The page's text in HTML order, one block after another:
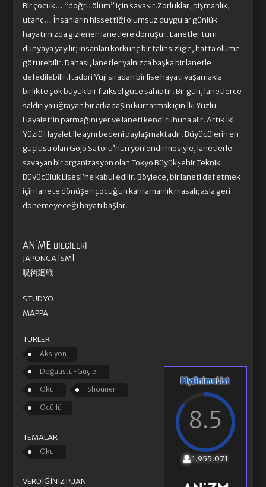
Bir çocuk… “doğru ölüm” için savaşır.Zorluklar, pişmanlık,
utanç… İnsanların hissettiği olumsuz duygular günlük
hayatımızda gizlenen lanetlere dönüşür. Lanetler tüm
dünyaya yayılır; insanları korkunç bir talihsizliğe, hatta ölüme
götürebilir. Dahası, lanetler yalnızca başka bir lanetle
defedilebilir.Itadori Yuji sıradan bir lise hayatı yaşamakla
birlikte çok büyük bir fiziksel güce sahiptir. Bir gün, lanetlerce
saldırıya uğrayan bir arkadaşını kurtarmak için İki Yüzlü
Hayalet’in parmağını yer ve laneti kendi ruhuna alır. Artık İki
Yüzlü Hayalet ile aynı bedeni paylaşmaktadır. Büyücülerin en
güçlüsü olan Gojo Satoru’nun yönlendirmesiyle, lanetlerle
savaşan bir organizasyon olan Tokyo Büyükşehir Teknik
Büyücülük Lisesi’ne kabul edilir. Böylece, bir laneti def etmek
için lanete dönüşen çocuğun kahramanlık masalı; asla geri
dönemeyeceği hayatı başlar.
8.5
1.955.071
ANIME BILGILERI
JAPONCA İSMI
呪術廻戦
STÜDYO
MAPPA
TÜRLER
Aksiyon
Doğaüstü-Güçler
Okul Shounen
Ödüllü
TEMALAR
Okul
VERDIĞINIZ PUAN